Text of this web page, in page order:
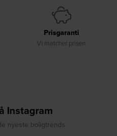
Prisgaranti
Vi matcher prisen
Instagram
nyeste boligtrends